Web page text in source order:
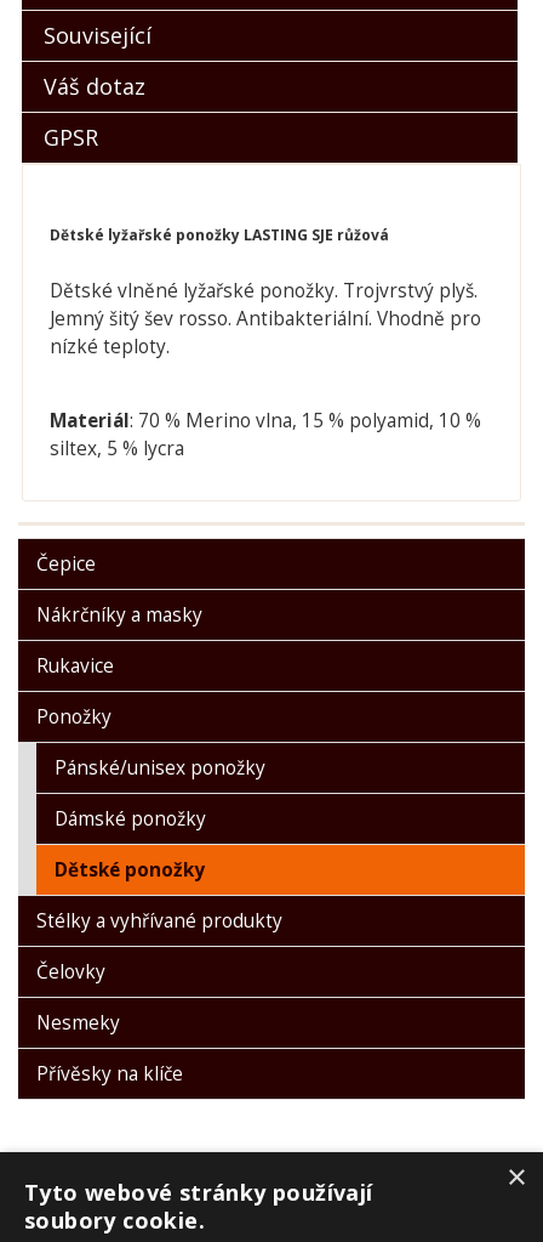
Související
Váš dotaz
GPSR
Dětské lyžařské ponožky LASTING SJE růžová
Dětské vlněné lyžařské ponožky. Trojvrstvý plyš.
Jemný šitý šev rosso. Antibakteriální. Vhodně pro
nízké teploty.
Materiál: 70 % Merino vlna, 15 % polyamid, 10 %
siltex, 5 % lycra
Čepice
Nákrčníky a masky
Rukavice
Ponožky
Pánské/unisex ponožky
Dámské ponožky
Dětské ponožky
Stélky a vyhřívané produkty
Čelovky
Nesmeky
Přívěsky na klíče
×
Tyto webové stránky používají
soubory cookie.